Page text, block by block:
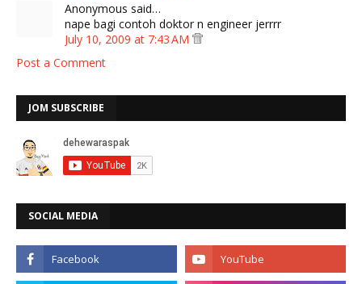
Anonymous said…
nape bagi contoh doktor n engineer jerrrr
July 10, 2009 at 7:43 AM
Post a Comment
JOM SUBSCRIBE
SOCIAL MEDIA